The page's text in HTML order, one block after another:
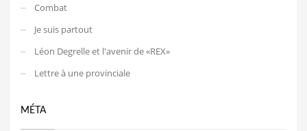
Combat
Je suis partout
Léon Degrelle et l'avenir de «REX»
Lettre à une provinciale
MÉTA